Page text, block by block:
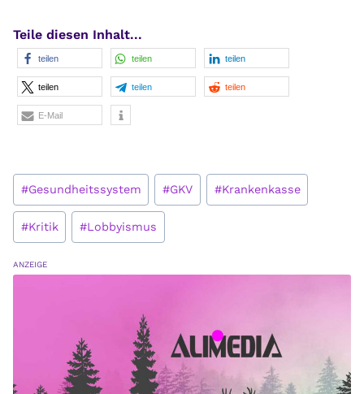
Teile diesen Inhalt...
teilen teilen teilen
teilen teilen teilen
E-Mail
Schlagworte:
#Gesundheitssystem #GKV #Krankenkasse
#Kritik #Lobbyismus
ANZEIGE